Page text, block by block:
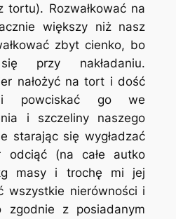
tortu). Rozwałkować na
większy niż nasz
zbyt cienko, bo
przy nakładaniu.
nałożyć na tort i dość
powciskać go we
i szczeliny naszego
starając się wygładzać
odciąć (na całe autko
masy i trochę mi jej
wszystkie nierówności i
zgodnie z posiadanym